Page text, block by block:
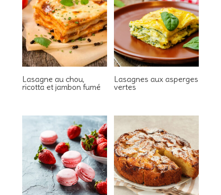
Lasagne au chou,
ricotta et jambon fumé
Lasagnes aux asperges
vertes